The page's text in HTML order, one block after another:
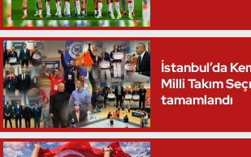
İstanbul’da
Milli Takım
tamamlandı